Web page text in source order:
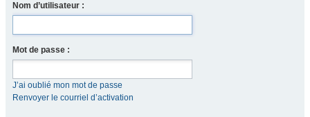
Nom d’utilisateur :
Mot de passe :
J’ai oublié mon mot de passe
Renvoyer le courriel d’activation